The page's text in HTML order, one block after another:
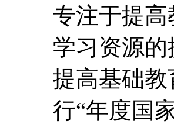
专注于提
学习资源
提高基础教
行“年度国